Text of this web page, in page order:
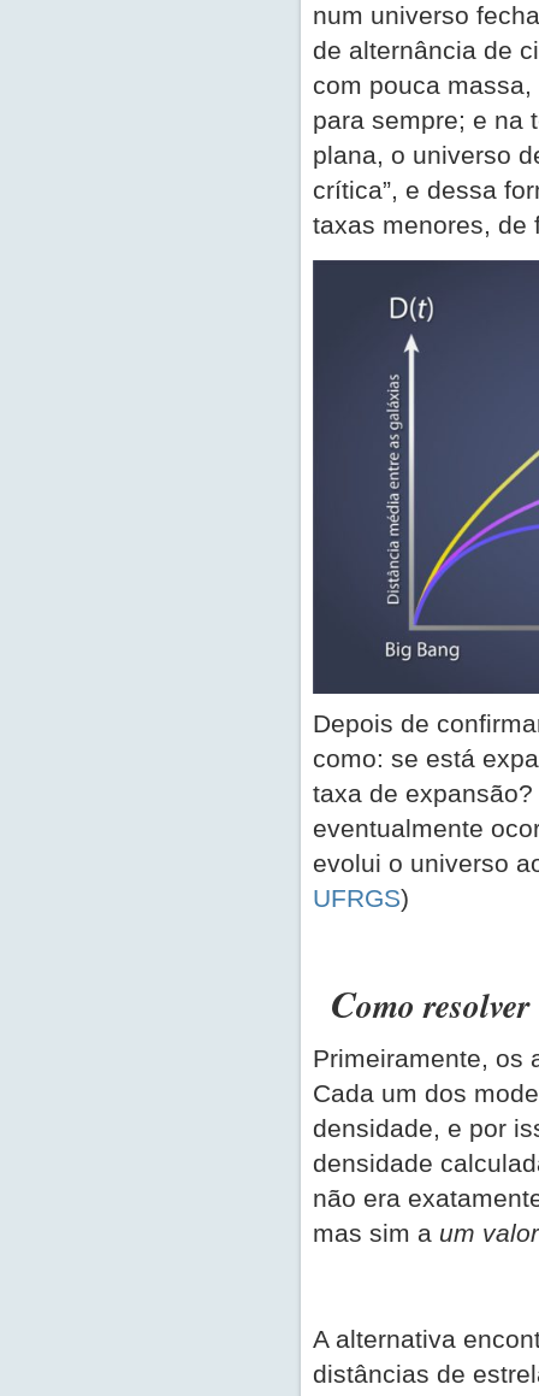
num universo
de alternância de
com pouca
para sempre; e na
plana, o universo
crítica”, e dessa
taxas menores, de
Depois de
como: se está
taxa de
eventualmente
evolui o universo
UFRGS)
Como
Primeiramente, os
Cada um dos
densidade, e por
densidade
não era
mas sim a um
A alternativa
distâncias de